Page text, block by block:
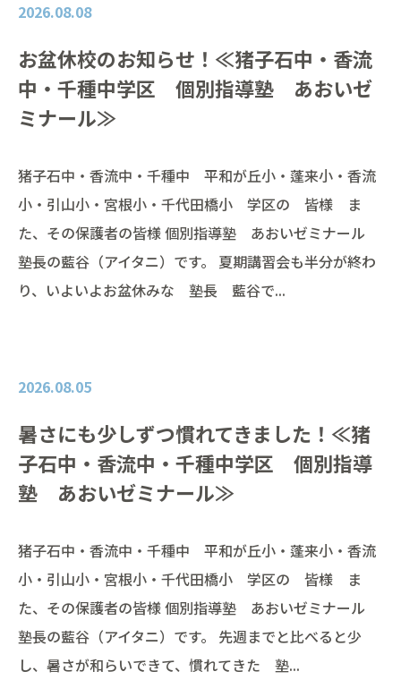
2026.08.08
お盆休校のお知らせ！≪猪子石中・香流
中・千種中学区 個別指導塾 あおいゼ
ミナール≫
猪子石中・香流中・千種中 平和が丘小・蓬来小・香流
小・引山小・宮根小・千代田橋小 学区の 皆様 ま
た、その保護者の皆様 個別指導塾 あおいゼミナール
塾長の藍谷（アイタニ）です。 夏期講習会も半分が終わ
り、いよいよお盆休みな 塾長 藍谷で...
2026.08.05
暑さにも少しずつ慣れてきました！≪猪
子石中・香流中・千種中学区 個別指導
塾 あおいゼミナール≫
猪子石中・香流中・千種中 平和が丘小・蓬来小・香流
小・引山小・宮根小・千代田橋小 学区の 皆様 ま
た、その保護者の皆様 個別指導塾 あおいゼミナール
塾長の藍谷（アイタニ）です。 先週までと比べると少
し、暑さが和らいできて、慣れてきた 塾...